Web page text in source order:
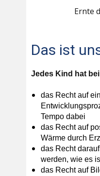
Ernte
Das ist
Jedes Kind hat
das Recht auf
Tempo dabei
das Recht auf
Wärme durch
das Recht
werden, wie es
das Recht auf